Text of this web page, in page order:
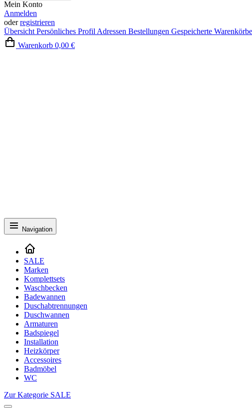
Mein Konto
Anmelden
oderregistrieren
Übersicht Persönliches Profil Adressen Bestellungen Gespeicherte Warenkörbe
Warenkorb 0,00 €
Navigation
SALE
Marken
Komplettsets
Waschbecken
Badewannen
Duschabtrennungen
Duschwannen
Armaturen
Badspiegel
Installation
Heizkörper
Accessoires
Badmöbel
WC
Zur Kategorie SALE